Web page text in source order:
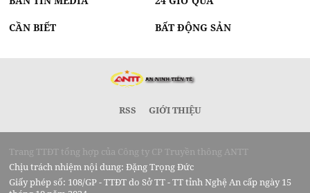
CẦN BIẾT BẤT ĐỘNG SẢN
RSS GIỚI THIỆU
Trang TTĐT tổng hợp của Công ty CP Truyền thông ANTT
Chịu trách nhiệm nội dung: Đặng Trọng Đức
Giấy phép số: 108/GP - TTĐT do Sở TT - TT tỉnh Nghệ An cấp ngày 15